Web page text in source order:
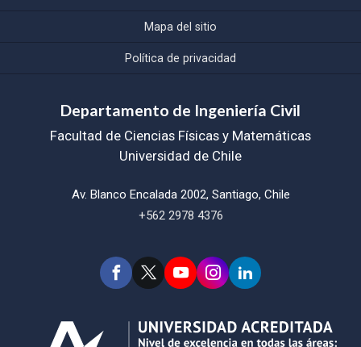
Mapa del sitio
Política de privacidad
Departamento de Ingeniería Civil
Facultad de Ciencias Físicas y Matemáticas
Universidad de Chile
Av. Blanco Encalada 2002, Santiago, Chile
+562 2978 4376